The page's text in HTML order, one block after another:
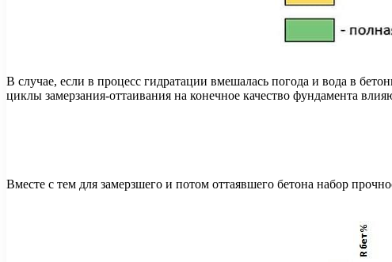
В случае, если в процесс гидратации вмешалась погода и вода в
циклы замерзания-оттаивания на конечное качество фундамента
Вместе с тем для замерзшего и потом оттаявшего бетона набор